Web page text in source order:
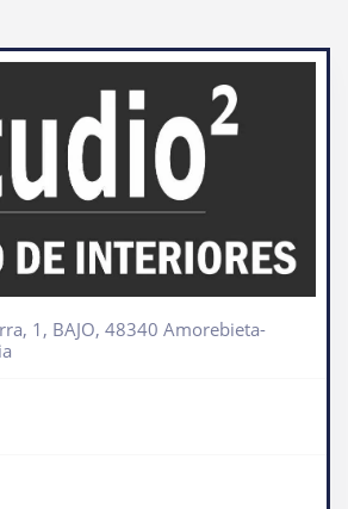
1, BAJO, 48340 Amorebieta-